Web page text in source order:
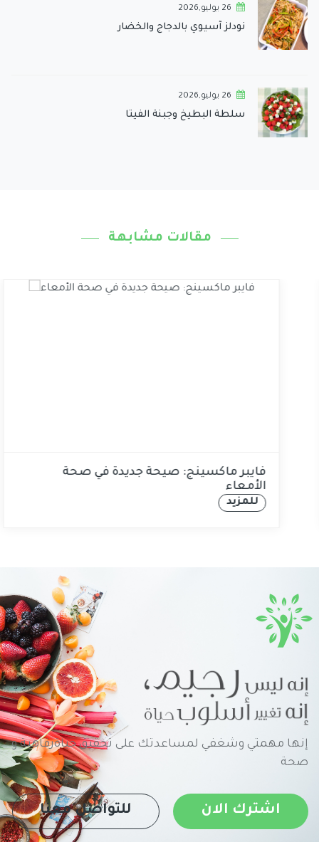
26 يوليو,2026
نودلز آسيوي بالدجاج والخضار
26 يوليو,2026
سلطة البطيخ وجبنة الفيتا
مقالات مشابهة
فايبر ماكسينج:
ومُشبع
إنها مهمتي وشغفي لمساعدتك على تحقيق حياةرفاهية و
صحة
اشترك الان للتواصل معنا